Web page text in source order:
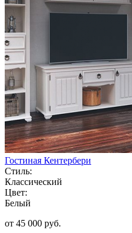
Гостиная Кентербери
Стиль:
Классический
Цвет:
Белый
от 45 000 руб.